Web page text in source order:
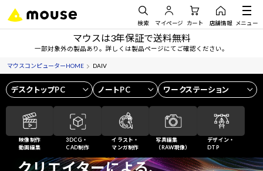
検索 マイページ カート 店舗情報 メニュー
マウスは3年保証で送料無料
一部対象外の製品あり。詳しくは製品ページにてご確認ください。
マウスコンピューターHOME DAIV
デスクトップPC ノートPC ワークステーション
映像制作
動画編集
3DCG・
CAD制作
イラスト・
マンガ制作
写真編集
（RAW現像）
デザイン・
DTP
クリエイターによる、